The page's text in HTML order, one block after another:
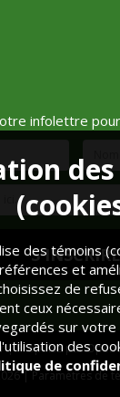
infolettre
| Propulsé par
|Paramètres de
des témoins
et
de
ceux
sur votre
des
de